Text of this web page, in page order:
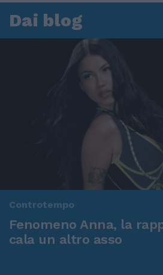
Dai blog
Controtempo
Fenomeno Anna, la
cala un altro asso